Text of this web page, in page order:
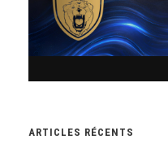
ARTICLES RÉCENTS